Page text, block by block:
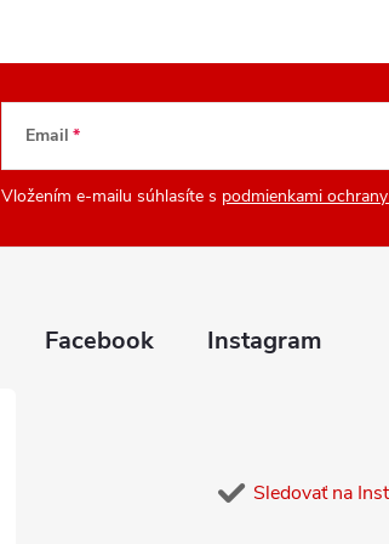
Email
Vložením e-mailu súhlasíte s podmienkami
Facebook Instagram
Sledovať na